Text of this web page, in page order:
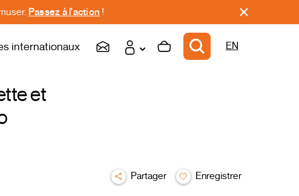
Passez à l'action !
internationaux EN
Partager Enregistrer
et